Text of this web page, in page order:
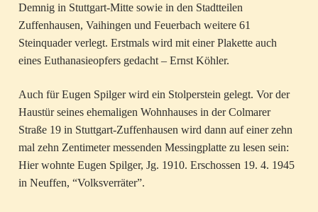
Demnig in Stuttgart-Mitte sowie in den Stadtteilen
Zuffenhausen, Vaihingen und Feuerbach weitere 61
Steinquader verlegt. Erstmals wird mit einer Plakette auch
eines Euthanasieopfers gedacht – Ernst Köhler.
Auch für Eugen Spilger wird ein Stolperstein gelegt. Vor der
Haustür seines ehemaligen Wohnhauses in der Colmarer
Straße 19 in Stuttgart-Zuffenhausen wird dann auf einer zehn
mal zehn Zentimeter messenden Messingplatte zu lesen sein:
Hier wohnte Eugen Spilger, Jg. 1910. Erschossen 19. 4. 1945
in Neuffen, “Volksverräter”.